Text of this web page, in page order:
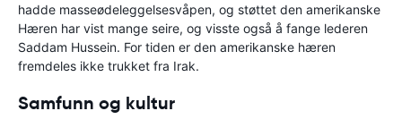
hadde masseødeleggelsesvåpen, og støttet den amerikanske
Hæren har vist mange seire, og visste også å fange lederen
Saddam Hussein. For tiden er den amerikanske hæren
fremdeles ikke trukket fra Irak.
Samfunn og kultur